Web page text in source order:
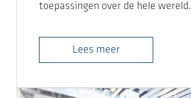
toepassingen over de hele wereld.
Lees meer